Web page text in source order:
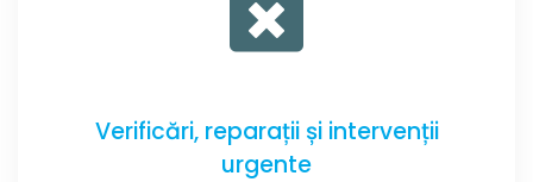
Verificări, reparații și intervenții
urgente